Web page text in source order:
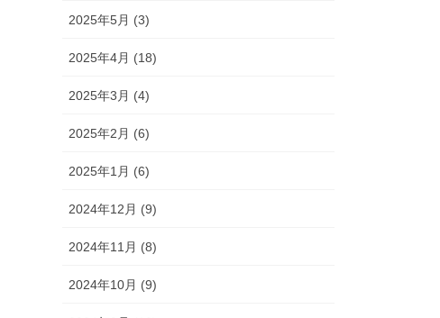
2025年5月 (3)
2025年4月 (18)
2025年3月 (4)
2025年2月 (6)
2025年1月 (6)
2024年12月 (9)
2024年11月 (8)
2024年10月 (9)